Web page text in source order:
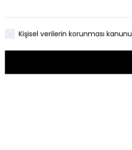
Kişisel verilerin korunması kanunu